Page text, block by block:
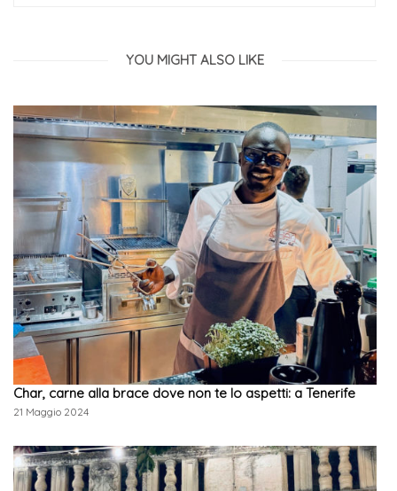
YOU MIGHT ALSO LIKE
Char, carne alla brace dove non te lo aspetti: a Tenerife
21 Maggio 2024